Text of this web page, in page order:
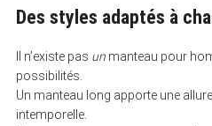
Des styles adaptés à
Il n’existe pas unmanteau pour
possibilités.
Un manteau long apporte une
intemporelle.
S
e